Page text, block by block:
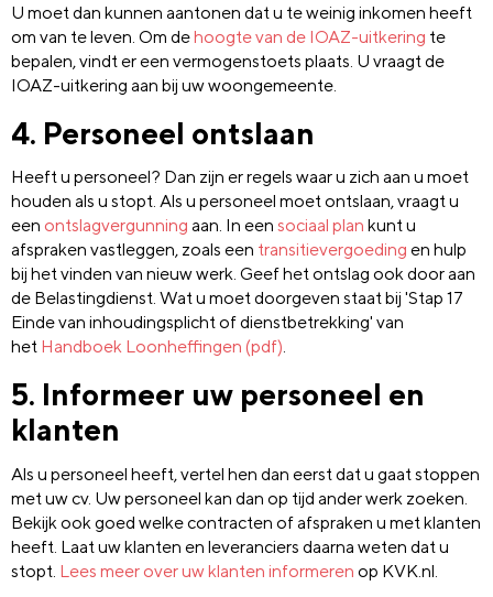
U moet dan kunnen aantonen dat u te weinig inkomen heeft
om van te leven. Om dehoogte van de IOAZ-uitkering te
bepalen, vindt er een vermogenstoets plaats. U vraagt de
IOAZ-uitkering aan bij uw woongemeente.
4. Personeel ontslaan
Heeft u personeel? Dan zijn er regels waar u zich aan u moet
houden als u stopt. Als u personeel moet ontslaan, vraagt u
een ontslagvergunning aan. In een sociaal plan kunt u
afspraken vastleggen, zoals een transitievergoeding en hulp
bij het vinden van nieuw werk. Geef het ontslag ook door aan
de Belastingdienst. Wat u moet doorgeven staat bij 'Stap 17
Einde van inhoudingsplicht of dienstbetrekking' van
het Handboek Loonheffingen (pdf).
5. Informeer uw personeel en
klanten
Als u personeel heeft, vertel hen dan eerst dat u gaat stoppen
met uw cv. Uw personeel kan dan op tijd ander werk zoeken.
Bekijk ook goed welke contracten of afspraken u met klanten
heeft. Laat uw klanten en leveranciers daarna weten dat u
stopt. Lees meer over uw klanten informeren op KVK.nl.